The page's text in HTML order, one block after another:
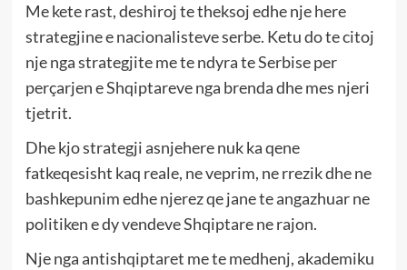
Me kete rast, deshiroj te theksoj edhe nje here
strategjine e nacionalisteve serbe. Ketu do te citoj
nje nga strategjite me te ndyra te Serbise per
perçarjen e Shqiptareve nga brenda dhe mes njeri
tjetrit.
Dhe kjo strategji asnjehere nuk ka qene
fatkeqesisht kaq reale, ne veprim, ne rrezik dhe ne
bashkepunim edhe njerez qe jane te angazhuar ne
politiken e dy vendeve Shqiptare ne rajon.
Nje nga antishqiptaret me te medhenj, akademiku